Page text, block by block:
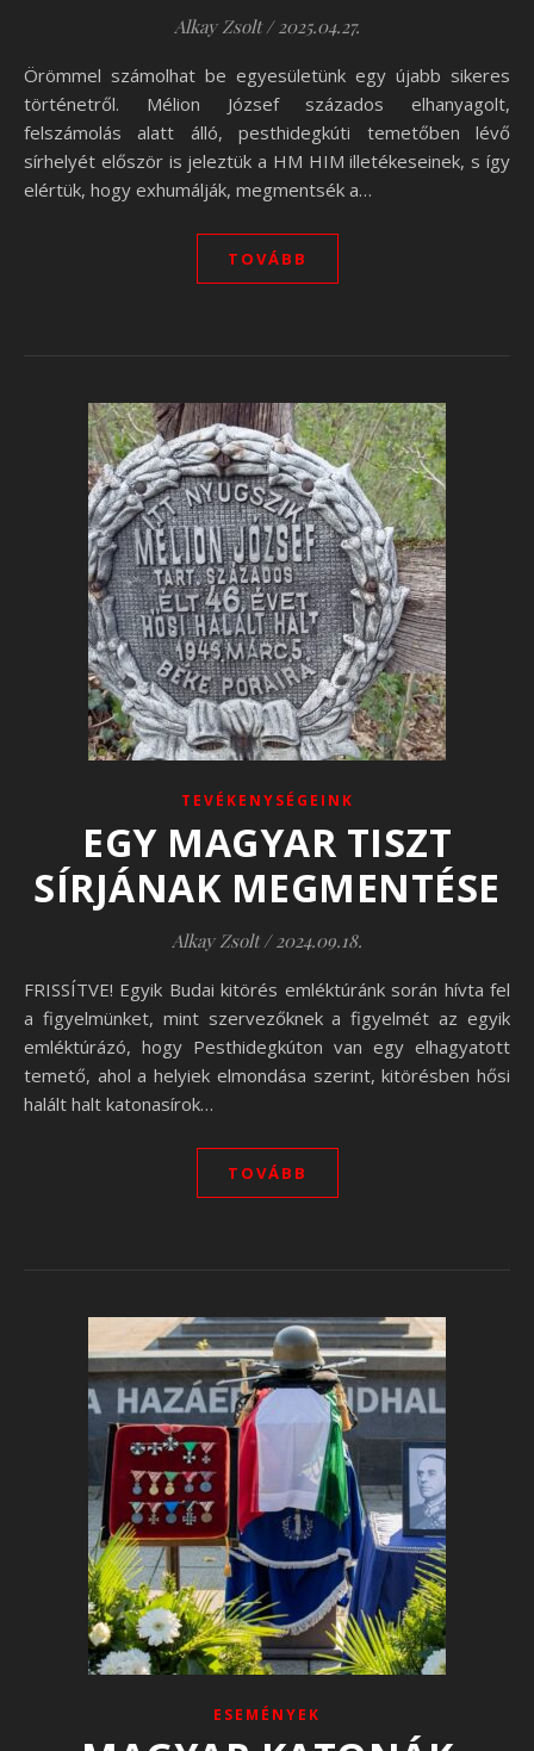
Alkay Zsolt / 2025.04.27.
Örömmel számolhat be egyesületünk egy újabb sikeres
történetről. Mélion József százados elhanyagolt,
felszámolás alatt álló, pesthidegkúti temetőben lévő
sírhelyét először is jeleztük a HM HIM illetékeseinek, s így
elértük, hogy exhumálják, megmentsék a…
TOVÁBB
TEVÉKENYSÉGEINK
EGY MAGYAR TISZT
SÍRJÁNAK MEGMENTÉSE
Alkay Zsolt / 2024.09.18.
FRISSÍTVE! Egyik Budai kitörés emléktúránk során hívta fel
a figyelmünket, mint szervezőknek a figyelmét az egyik
emléktúrázó, hogy Pesthidegkúton van egy elhagyatott
temető, ahol a helyiek elmondása szerint, kitörésben hősi
halált halt katonasírok…
TOVÁBB
ESEMÉNYEK